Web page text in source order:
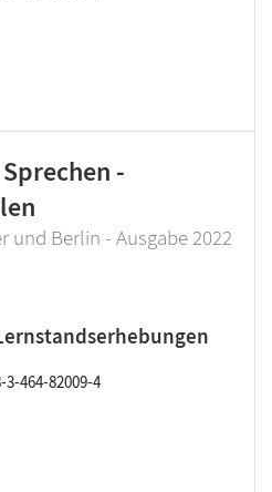
-
und Berlin - Ausgabe 2022
464-82009-4